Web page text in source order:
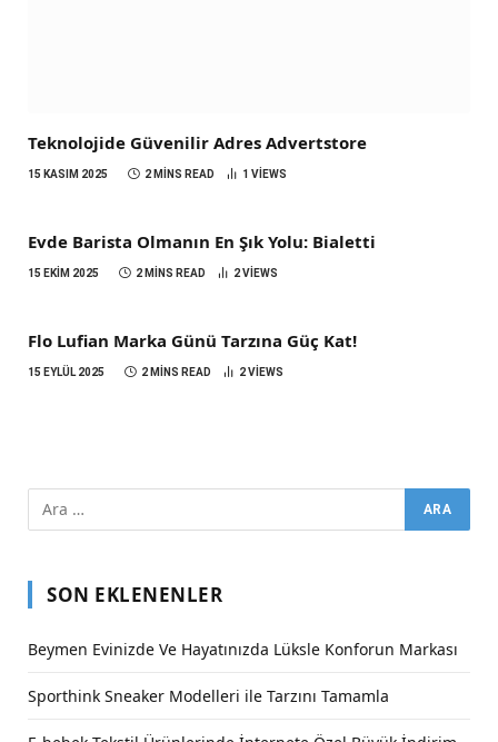
Teknolojide Güvenilir Adres Advertstore
15 KASIM 2025 2 MINS READ 1 VIEWS
Evde Barista Olmanın En Şık Yolu: Bialetti
15 EKIM 2025 2 MINS READ 2VIEWS
Flo Lufian Marka Günü Tarzına Güç Kat!
15 EYLÜL 2025 2 MINS READ 2VIEWS
SON EKLENENLER
Beymen Evinizde Ve Hayatınızda Lüksle Konforun Markası
Sporthink Sneaker Modelleri ile Tarzını Tamamla